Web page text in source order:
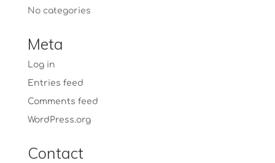
No categories
Meta
Log in
Entries feed
Comments feed
WordPress.org
Contact